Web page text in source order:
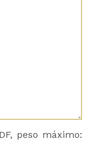
peso máximo: